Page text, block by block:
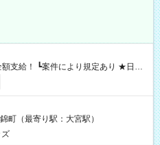
いたその日に現金GET♪ お仕事後はコ
とせます！ 【試用期間】試
町（最寄り駅：大宮駅）